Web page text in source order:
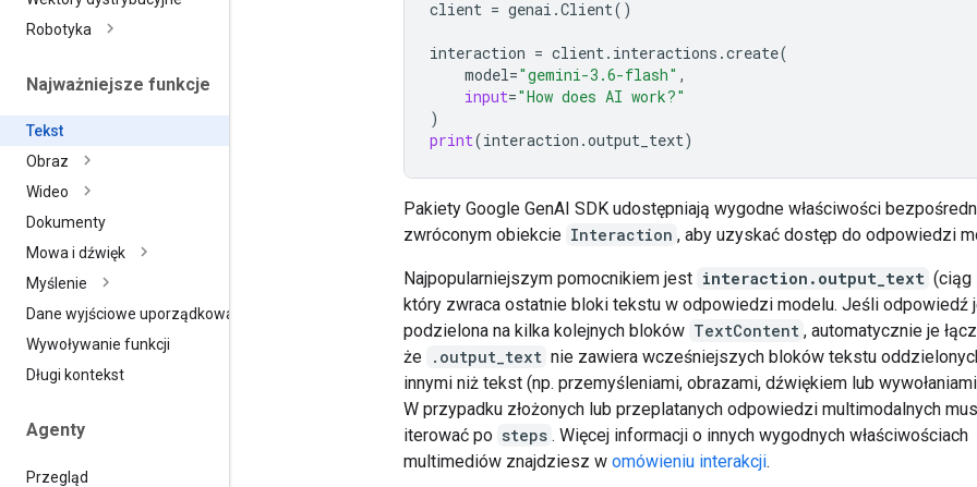
Robotyka
Najważniejsze funkcje
Tekst
Obraz
Wideo
Dokumenty
Mowa i dźwięk
Myślenie
Dane wyjściowe uporządkowane
Wywoływanie funkcji
Długi kontekst
Agenty
Przegląd
client = genai .Client()
interaction = client. interactions .create(
model="gemini-3.6-flash" ,
input="How does AI work?"
)
print(interaction .output_text)
Pakiety Google GenAI SDK udostępniają wygodne właściwości
zwróconym obiekcie Interaction , aby uzyskać dostęp do odpowiedzi
Najpopularniejszym pomocnikiem jest interaction.output_text (ciąg
który zwraca ostatnie bloki tekstu w odpowiedzi modelu. Jeśli odpowiedź
podzielona na kilka kolejnych bloków TextContent , automatycznie je
że .output_text nie zawiera wcześniejszych bloków tekstu
innymi niż tekst (np. przemyśleniami, obrazami, dźwiękiem lub
W przypadku złożonych lub przeplatanych odpowiedzi multimodalnych
iterować po steps . Więcej informacji o innych wygodnych właściwościach
multimediów znajdziesz w omówieniu interakcji.